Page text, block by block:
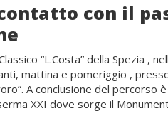
con il
“L.Costa” della Spezia ,
mattina e pomeriggio ,
A conclusione del percorso
XXI dove sorge il